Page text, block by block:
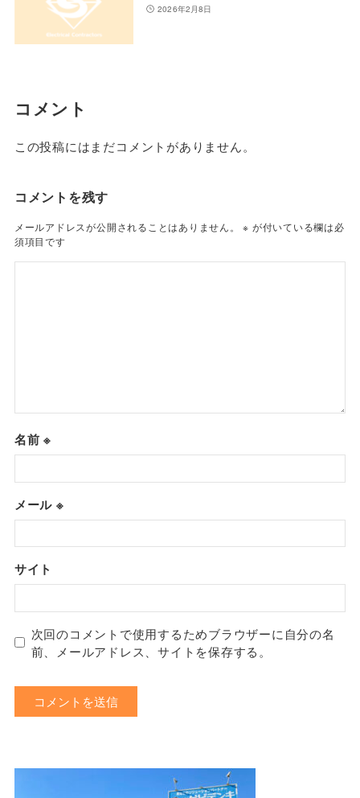
2026年2月8日
コメント
この投稿にはまだコメントがありません。
コメントを残す
メールアドレスが公開されることはありません。 ※ が付いている欄は必
須項目です
名前※
メール ※
サイト
次回のコメントで使用するためブラウザーに自分の名
前、メールアドレス、サイトを保存する。